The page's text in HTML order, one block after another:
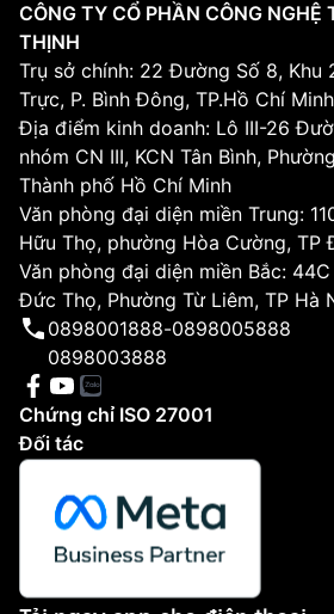
CÔNG TY CỔ PHẦN CÔNG NGHỆ
THỊNH
Trụ sở chính: 22 Đường Số 8, Khu
Trực, P. Bình Đông, TP.Hồ Chí Minh
Địa điểm kinh doanh: Lô III-26
nhóm CN III, KCN Tân Bình,
Thành phố Hồ Chí Minh
Văn phòng đại diện miền Trung:
Hữu Thọ, phường Hòa Cường, TP
Văn phòng đại diện miền Bắc:
Đức Thọ, Phường Từ Liêm, TP Hà
0898001888-0898005888
0898003888
Chứng chỉ ISO 27001
Đối tác